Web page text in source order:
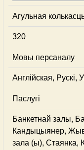
Агульная
320
Мовы персаналу
Англійская, Рускі,
Паслугі
Банкетнай залы,
Кандыцыянер,
зала (ы), Стаянка,